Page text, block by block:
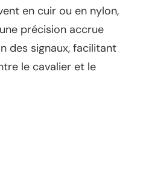
en cuir ou en nylon,
précision accrue
des signaux, facilitant
le cavalier et le